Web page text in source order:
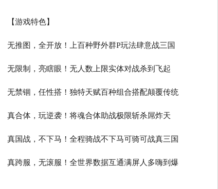
【游戏特色】
无推图，全开放！上百种野外群P玩法肆意战三国
无限制，亮瞎眼！无人数上限实体对战杀到飞起
无禁锢，任性搭！独特天赋百种组合搭配颠覆传统
真合体，玩逆袭！将魂合体助战极限斩杀屌炸天
真国战，不下马！全程骑战不下马可骑可战真三国
真跨服，无滚服！全世界数据互通满屏人多嗨到爆